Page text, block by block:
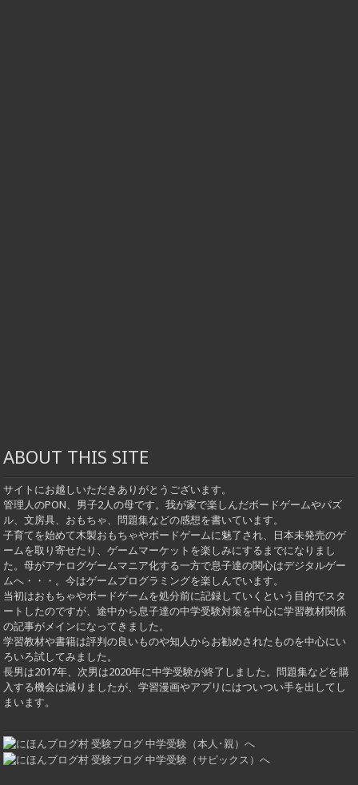
ABOUT THIS SITE
サイトにお越しいただきありがとうございます。
管理人のPON、男子2人の母です。我が家で楽しんだボードゲームやパズ
ル、文房具、おもちゃ、問題集などの感想を書いています。
子育てを始めて木製おもちゃやボードゲームに魅了され、日本未発売のゲ
ームを取り寄せたり、ゲームマーケットを楽しみにするまでになりまし
た。母がアナログゲームマニア化する一方で息子達の関心はデジタルゲー
ムへ・・・。今はゲームプログラミングを楽しんでいます。
当初はおもちゃやボードゲームを処分前に記録していくという目的でスタ
ートしたのですが、途中から息子達の中学受験対策を中心に学習教材関係
の記事がメインになってきました。
学習教材や書籍は評判の良いものや知人からお勧めされたものを中心にい
ろいろ試してみました。
長男は2017年、次男は2020年に中学受験が終了しました。問題集などを購
入する機会は減りましたが、学習漫画やアプリにはついつい手を出してし
まいます。